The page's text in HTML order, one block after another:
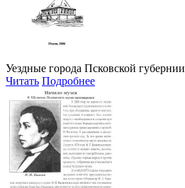
Уездные города Псковской губернии
Читать Подробнее